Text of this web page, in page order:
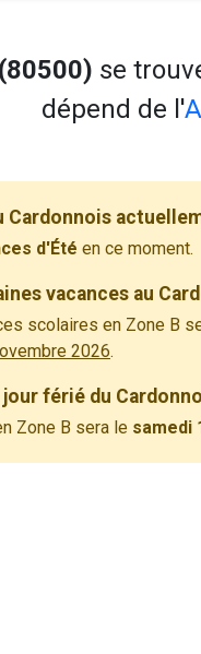
se
dépend de l'
Cardonnois
d'Été en ce moment.
vacances au
scolaires en Zone B
2026.
férié du
Zone B sera le samedi